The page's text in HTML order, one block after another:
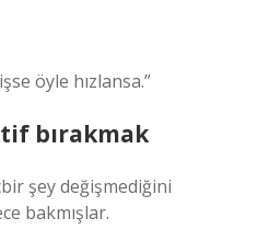
öyle hızlansa.”
bırakmak
şey değişmediğini
bakmışlar.